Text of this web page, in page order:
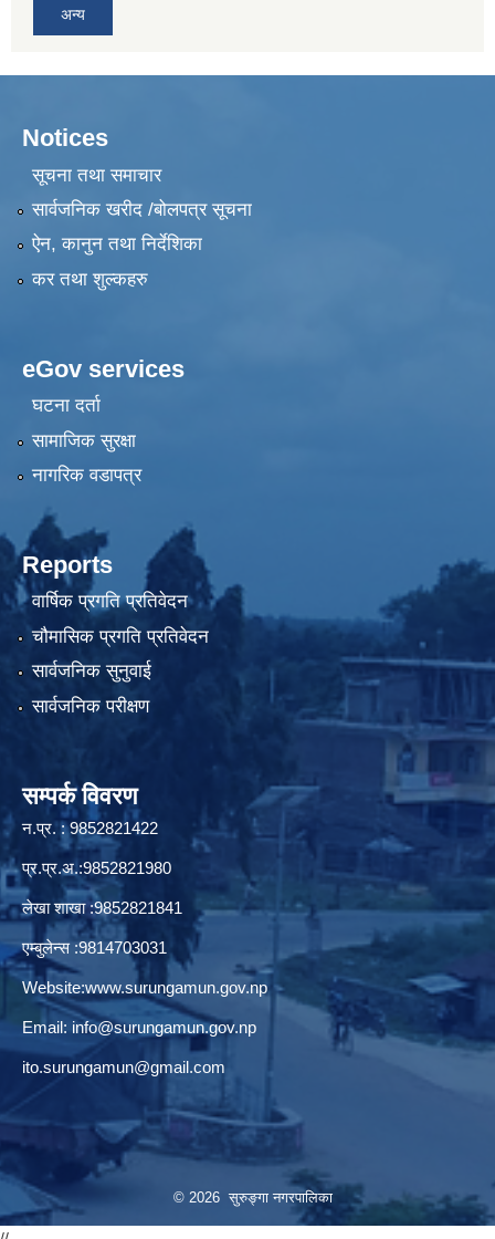
अन्य
Notices
सूचना तथा समाचार
सार्वजनिक खरीद /बोलपत्र सूचना
ऐन, कानुन तथा निर्देशिका
कर तथा शुल्कहरु
eGov services
घटना दर्ता
सामाजिक सुरक्षा
नागरिक वडापत्र
Reports
वार्षिक प्रगति प्रतिवेदन
चौमासिक प्रगति प्रतिवेदन
सार्वजनिक सुनुवाई
सार्वजनिक परीक्षण
सम्पर्क विवरण
न.प्र. : 9852821422
प्र.प्र.अ.:9852821980
लेखा शाखा :9852821841
एम्बुलेन्स :9814703031
Website:www.surungamun.gov.np
Email: info@surungamun.gov.np
ito.surungamun@gmail.com
© 2026 सुरुङ्‍गा नगरपालिका